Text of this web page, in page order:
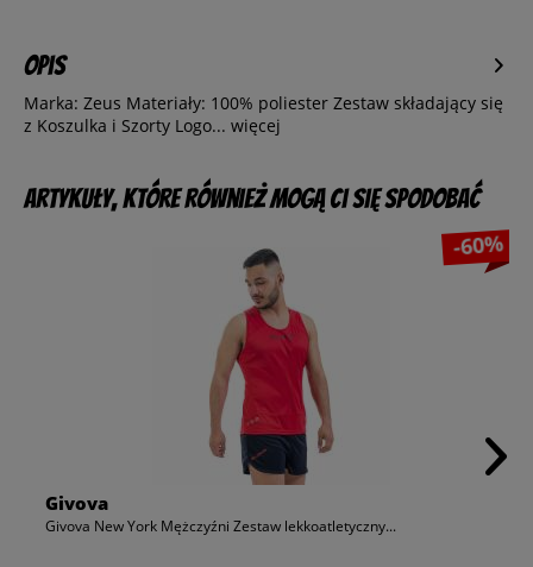
Opis
Marka: Zeus Materiały: 100% poliester Zestaw składający się
z Koszulka i Szorty Logo... więcej
Artykuły, które również mogą Ci się spodobać
-60%
Givova
Givova New York Mężczyźni Zestaw lekkoatletyczny...